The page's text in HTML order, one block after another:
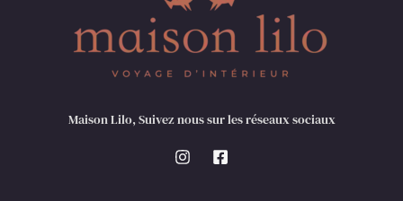
Maison Lilo, Suivez nous sur les réseaux sociaux